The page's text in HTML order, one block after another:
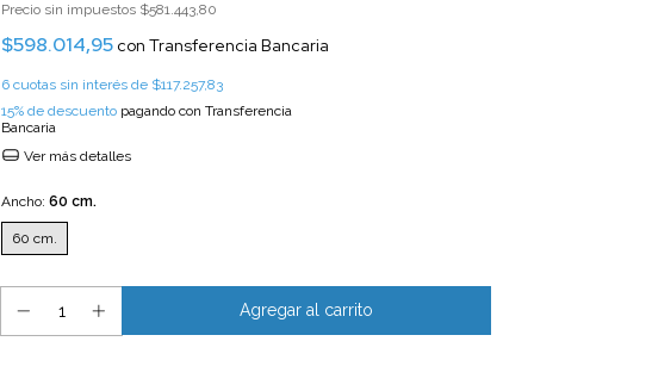
Precio sin impuestos $581.443,80
$598.014,95 con Transferencia Bancaria
6 cuotas sin interés de $117.257,83
15% de descuento pagando con Transferencia
Bancaria
Ver más detalles
Ancho: 60 cm.
60 cm.